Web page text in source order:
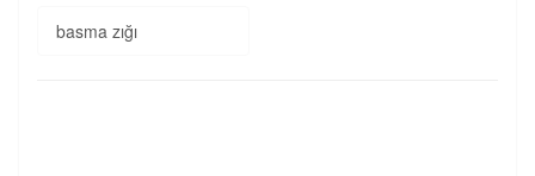
basma zığı